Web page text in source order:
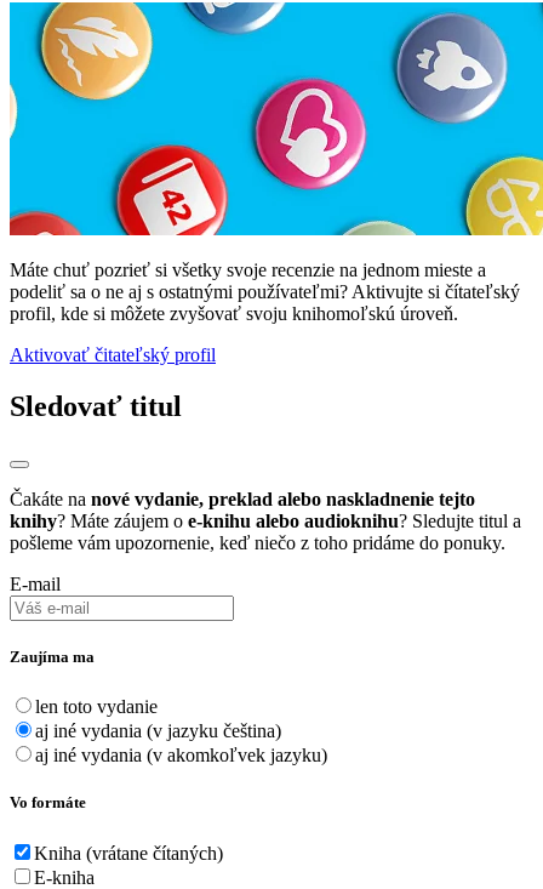
Máte chuť pozrieť si všetky svoje recenzie na jednom mieste a
podeliť sa o ne aj s ostatnými používateľmi? Aktivujte si čítateľský
profil, kde si môžete zvyšovať svoju knihomoľskú úroveň.
Aktivovať čitateľský profil
Sledovať titul
Čakáte na nové vydanie, preklad alebo naskladnenie tejto
knihy? Máte záujem o e-knihu alebo audioknihu? Sledujte titul a
pošleme vám upozornenie, keď niečo z toho pridáme do ponuky.
E-mail
Zaujíma ma
len toto vydanie
aj iné vydania (v jazyku čeština)
aj iné vydania (v akomkoľvek jazyku)
Vo formáte
Kniha (vrátane čítaných)
E-kniha